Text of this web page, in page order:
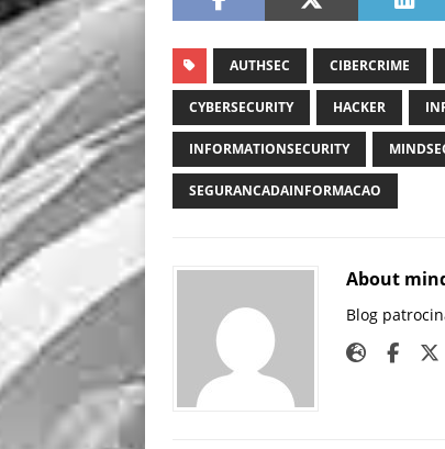
AUTHSEC CIBERCRIME
CYBERSECURITY HACKER
INFORMATIONSECURITY
SEGURANCADAINFORMACAO
About
Blog